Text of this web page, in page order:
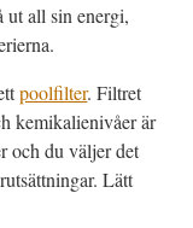
ut all sin energi,
poolfilter. Filtret
kemikalienivåer är
och du väljer det
Lätt